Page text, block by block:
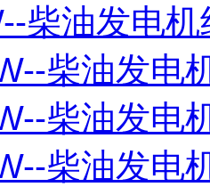
柴油发电机
柴油发电
柴油发电
柴油发电